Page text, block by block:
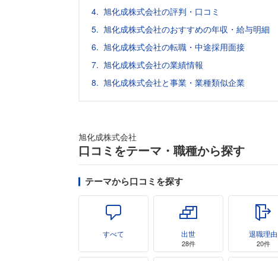
旭化成株式会社の評判・口コミ
旭化成株式会社のおすすめの年収・給与明細
旭化成株式会社の転職・中途採用面接
旭化成株式会社の業績情報
旭化成株式会社と事業・業種類似企業
旭化成株式会社
口コミをテーマ・職種から探す
テーマから口コミを探す
すべて 出世
28件
退職理由
20件